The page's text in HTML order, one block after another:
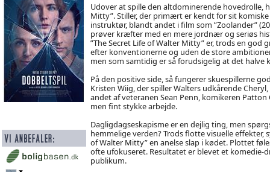
Udover at spille den altdominerende hovedrolle,
Mitty”. Stiller, der primært er kendt for sit
instruktør, blandt andet i film som ”Zoolander”
prøver kræfter med en mere jordnær og seriøs
”The Secret Life of Walter Mitty” er, trods en
efter konventionerne og uden de store
men som samtidig er så forudsigelig at det halve
På den positive side, så fungerer skuespillerne
Kristen Wiig, der spiller Walters udkårende
andet af veteranen Sean Penn, komikeren
men fint stykke arbejde.
Dagligdagseskapisme er en dejlig ting, men
hemmelige verden? Trods flotte visuelle effekter,
of Walter Mitty” en anelse slap i kødet. Plottet
ofte ufokuseret. Resultatet er blevet et
publikum.